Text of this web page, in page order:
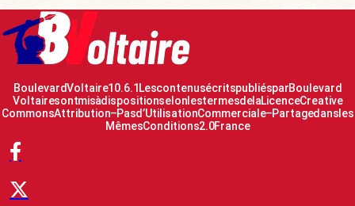
Boulevard Voltaire 10.6.1 Les contenus écrits publiés par Boulevard
Voltaire sont mis à disposition selon les termes de la Licence Creative
Commons Attribution – Pas d’Utilisation Commerciale – Partage dans les
Mêmes Conditions 2.0 France